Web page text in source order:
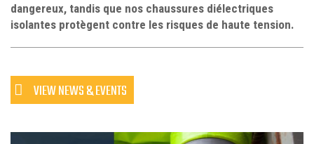
dangereux, tandis que nos chaussures diélectriques
isolantes protègent contre les risques de haute tension.
VIEW NEWS & EVENTS